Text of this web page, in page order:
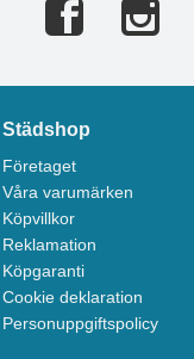
Städshop
Företaget
Våra varumärken
Köpvillkor
Reklamation
Köpgaranti
Cookie deklaration
Personuppgiftspolicy